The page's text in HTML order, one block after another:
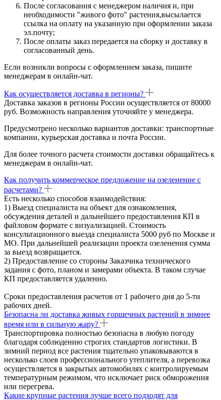
После согласования с менеджером наличия и, при
необходимости "живого фото" растения,высылается
ссылка на оплату на указанную при оформлении заказа
эл.почту;
После оплаты заказ передается на сборку и доставку в
согласованный день.
Если возникли вопросы с оформлением заказа, пишите
менеджерам в онлайн-чат.
Как осуществляется доставка в регионы?
Доставка заказов в регионы России осуществляется от 80000
руб. Возможность направления уточняйте у менеджера.
Предусмотрено несколько вариантов доставки: транспортные
компании, курьерская доставка и почта России.
Для более точного расчета стоимости доставки обращайтесь к
менеджерам в онлайн-чат.
Как получить коммерческое предложение на озеленение с
расчетами?
Есть несколько способов взаимодействия:
1) Выезд специалиста на объект для ознакомления,
обсуждения деталей и дальнейшего предоставления КП в
файловом формате с визуализацией. Стоимость
консультационного выезда специалиста 5000 руб по Москве и
МО. При дальнейшей реализации проекта озеленения сумма
за выезд возвращается.
2) Предоставление со стороны Заказчика технического
задания с фото, планом и замерами объекта. В таком случае
КП предоставляется удаленно.
Сроки предоставления расчетов от 1 рабочего дня до 5-ти
рабочих дней.
Безопасна ли доставка живых горшечных растений в зимнее
время или в сильную жару?
Транспортировка полностью безопасна в любую погоду
благодаря соблюдению строгих стандартов логистики. В
зимний период все растения тщательно упаковываются в
несколько слоев профессионального утеплителя, а перевозка
осуществляется в закрытых автомобилях с контролируемым
температурным режимом, что исключает риск обморожения
или перегрева.
Какие крупные растения лучше всего подходят для